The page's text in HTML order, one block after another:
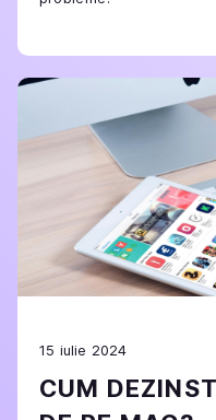
15 iulie 2024
CUM